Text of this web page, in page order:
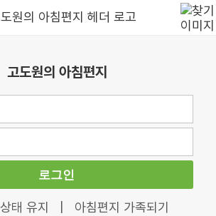
고도원의 아침편지
로그인
태 유지 아침편지 가족되기